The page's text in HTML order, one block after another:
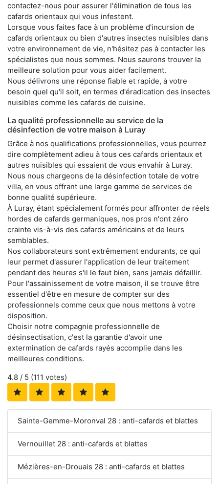
contactez-nous pour assurer l'élimination de tous les
cafards orientaux qui vous infestent.
Lorsque vous faites face à un problème d'incursion de
cafards orientaux ou bien d'autres insectes nuisibles dans
votre environnement de vie, n'hésitez pas à contacter les
spécialistes que nous sommes. Nous saurons trouver la
meilleure solution pour vous aider facilement.
Nous délivrons une réponse fiable et rapide, à votre
besoin quel qu'il soit, en termes d'éradication des insectes
nuisibles comme les cafards de cuisine.
La qualité professionnelle au service de la
désinfection de votre maison à Luray
Grâce à nos qualifications professionnelles, vous pourrez
dire complètement adieu à tous ces cafards orientaux et
autres nuisibles qui essaient de vous envahir à Luray.
Nous nous chargeons de la désinfection totale de votre
villa, en vous offrant une large gamme de services de
bonne qualité supérieure.
À Luray, étant spécialement formés pour affronter de réels
hordes de cafards germaniques, nos pros n'ont zéro
crainte vis-à-vis des cafards américains et de leurs
semblables.
Nos collaborateurs sont extrêmement endurants, ce qui
leur permet d'assurer l'application de leur traitement
pendant des heures s'il le faut bien, sans jamais défaillir.
Pour l'assainissement de votre maison, il se trouve être
essentiel d'être en mesure de compter sur des
professionnels comme ceux que nous mettons à votre
disposition.
Choisir notre compagnie professionnelle de
désinsectisation, c'est la garantie d'avoir une
extermination de cafards rayés accomplie dans les
meilleures conditions.
4.8 / 5 (111 votes)
Sainte-Gemme-Moronval 28 : anti-cafards et blattes
Vernouillet 28 : anti-cafards et blattes
Mézières-en-Drouais 28 : anti-cafards et blattes